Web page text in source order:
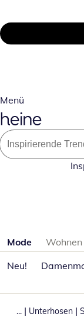
Menü
Mode Wohnen
Neu!
... | Unterhosen |